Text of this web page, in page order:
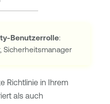
-Benutzerrolle:
Sicherheitsmanager
Richtlinie in Ihrem
als auch